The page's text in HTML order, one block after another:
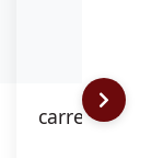
carreau à